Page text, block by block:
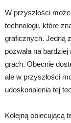
W przyszłości
technologii, które
graficznych. Jedną
pozwala na bardziej
grach. Obecnie
ale w przyszłości
udoskonalenia tej
Kolejną obiecującą